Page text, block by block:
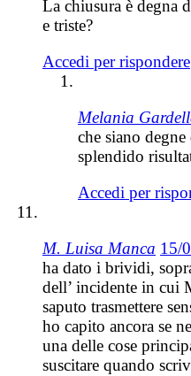
La chiusura è degna
e triste?
Accedi per rispondere
Melania
che siano
splendido
Accedi per
M. Luisa Manca 15/
ha dato i brividi,
dell’ incidente in cui
saputo trasmettere
ho capito ancora se
una delle cose
suscitare quando